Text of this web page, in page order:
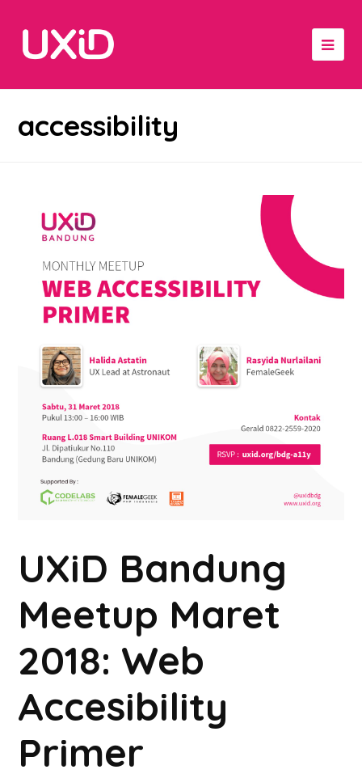
accessibility
UXiD Bandung
Meetup Maret
2018: Web
Accesibility
Primer